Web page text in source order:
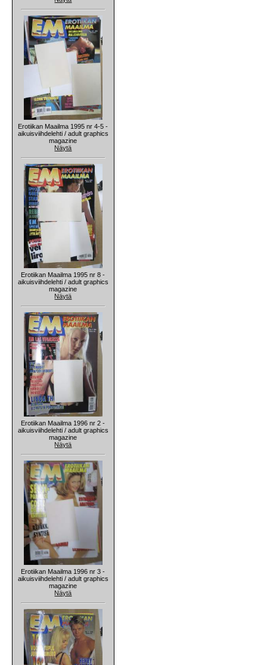
Erotiikan Maailma 1995 nr 4-5 -
aikuisviihdelehti / adult graphics
magazine
Näytä
Erotiikan Maailma 1995 nr 8 -
aikuisviihdelehti / adult graphics
magazine
Näytä
Erotiikan Maailma 1996 nr 2 -
aikuisviihdelehti / adult graphics
magazine
Näytä
Erotiikan Maailma 1996 nr 3 -
aikuisviihdelehti / adult graphics
magazine
Näytä